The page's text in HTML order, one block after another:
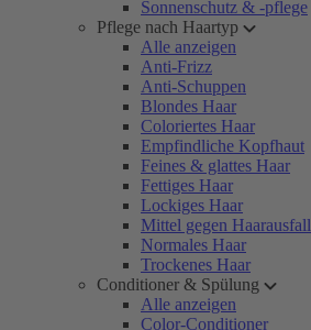
Sonnenschutz & -pflege
Pflege nach Haartyp
Alle anzeigen
Anti-Frizz
Anti-Schuppen
Blondes Haar
Coloriertes Haar
Empfindliche Kopfhaut
Feines & glattes Haar
Fettiges Haar
Lockiges Haar
Mittel gegen Haarausfall
Normales Haar
Trockenes Haar
Conditioner & Spülung
Alle anzeigen
Color-Conditioner